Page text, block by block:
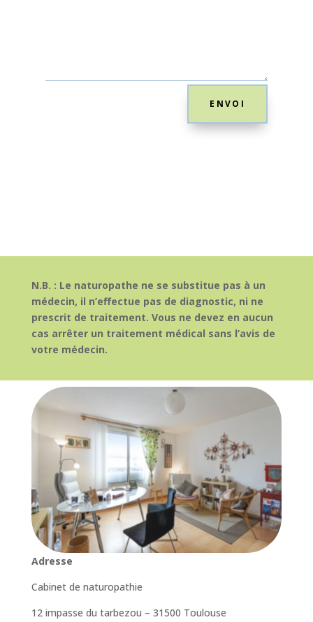
ENVOI
N.B. : Le naturopathe ne se substitue pas à un
médecin, il n’effectue pas de diagnostic, ni ne
prescrit de traitement. Vous ne devez en aucun
cas arrêter un traitement médical sans l’avis de
votre médecin.
Adresse
Cabinet de naturopathie
12 impasse du tarbezou – 31500 Toulouse